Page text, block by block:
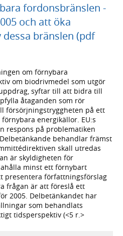
fordonsbränslen -
och att öka
bränslen (pdf
om förnybara
om biodrivmedel som utgör
syftar till att bidra till
åtaganden som rör
försörjningstryggheten på ett
energikällor. EU:s
respons på problematiken
behandlar främst
skall utredas
är skyldigheten för
minst ett förnybart
presentera författningsförslag
frågan är att föreslå ett
2005. Delbetänkandet har
som behandlats
tidsperspektiv (<5 r.>